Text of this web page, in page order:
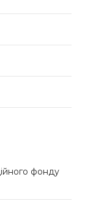
фонду